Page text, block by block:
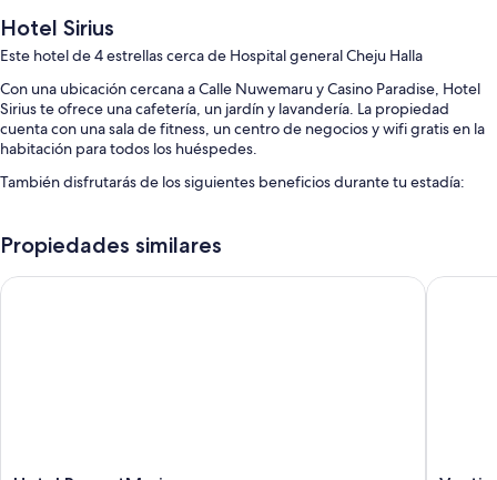
Hotel Sirius
Este hotel de 4 estrellas cerca de Hospital general Cheju Halla
Con una ubicación cercana a Calle Nuwemaru y Casino Paradise, Hotel
Sirius te ofrece una cafetería, un jardín y lavandería. La propiedad
cuenta con una sala de fitness, un centro de negocios y wifi gratis en la
habitación para todos los huéspedes.
También disfrutarás de los siguientes beneficios durante tu estadía:
de piscina
Desayuno con opciones de cocina local con cargo, un punto de
Propiedades similares
Hotel RegentMarine Ventimo